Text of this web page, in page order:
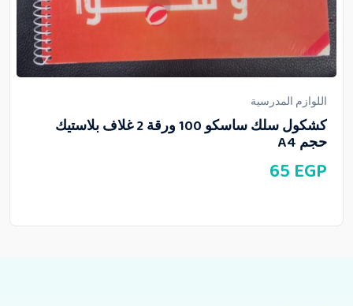
اللوازم المدرسية
كشكول سلك ساسكو 100 ورقة 2 غلاف بلاستيك
حجم A4
65 EGP